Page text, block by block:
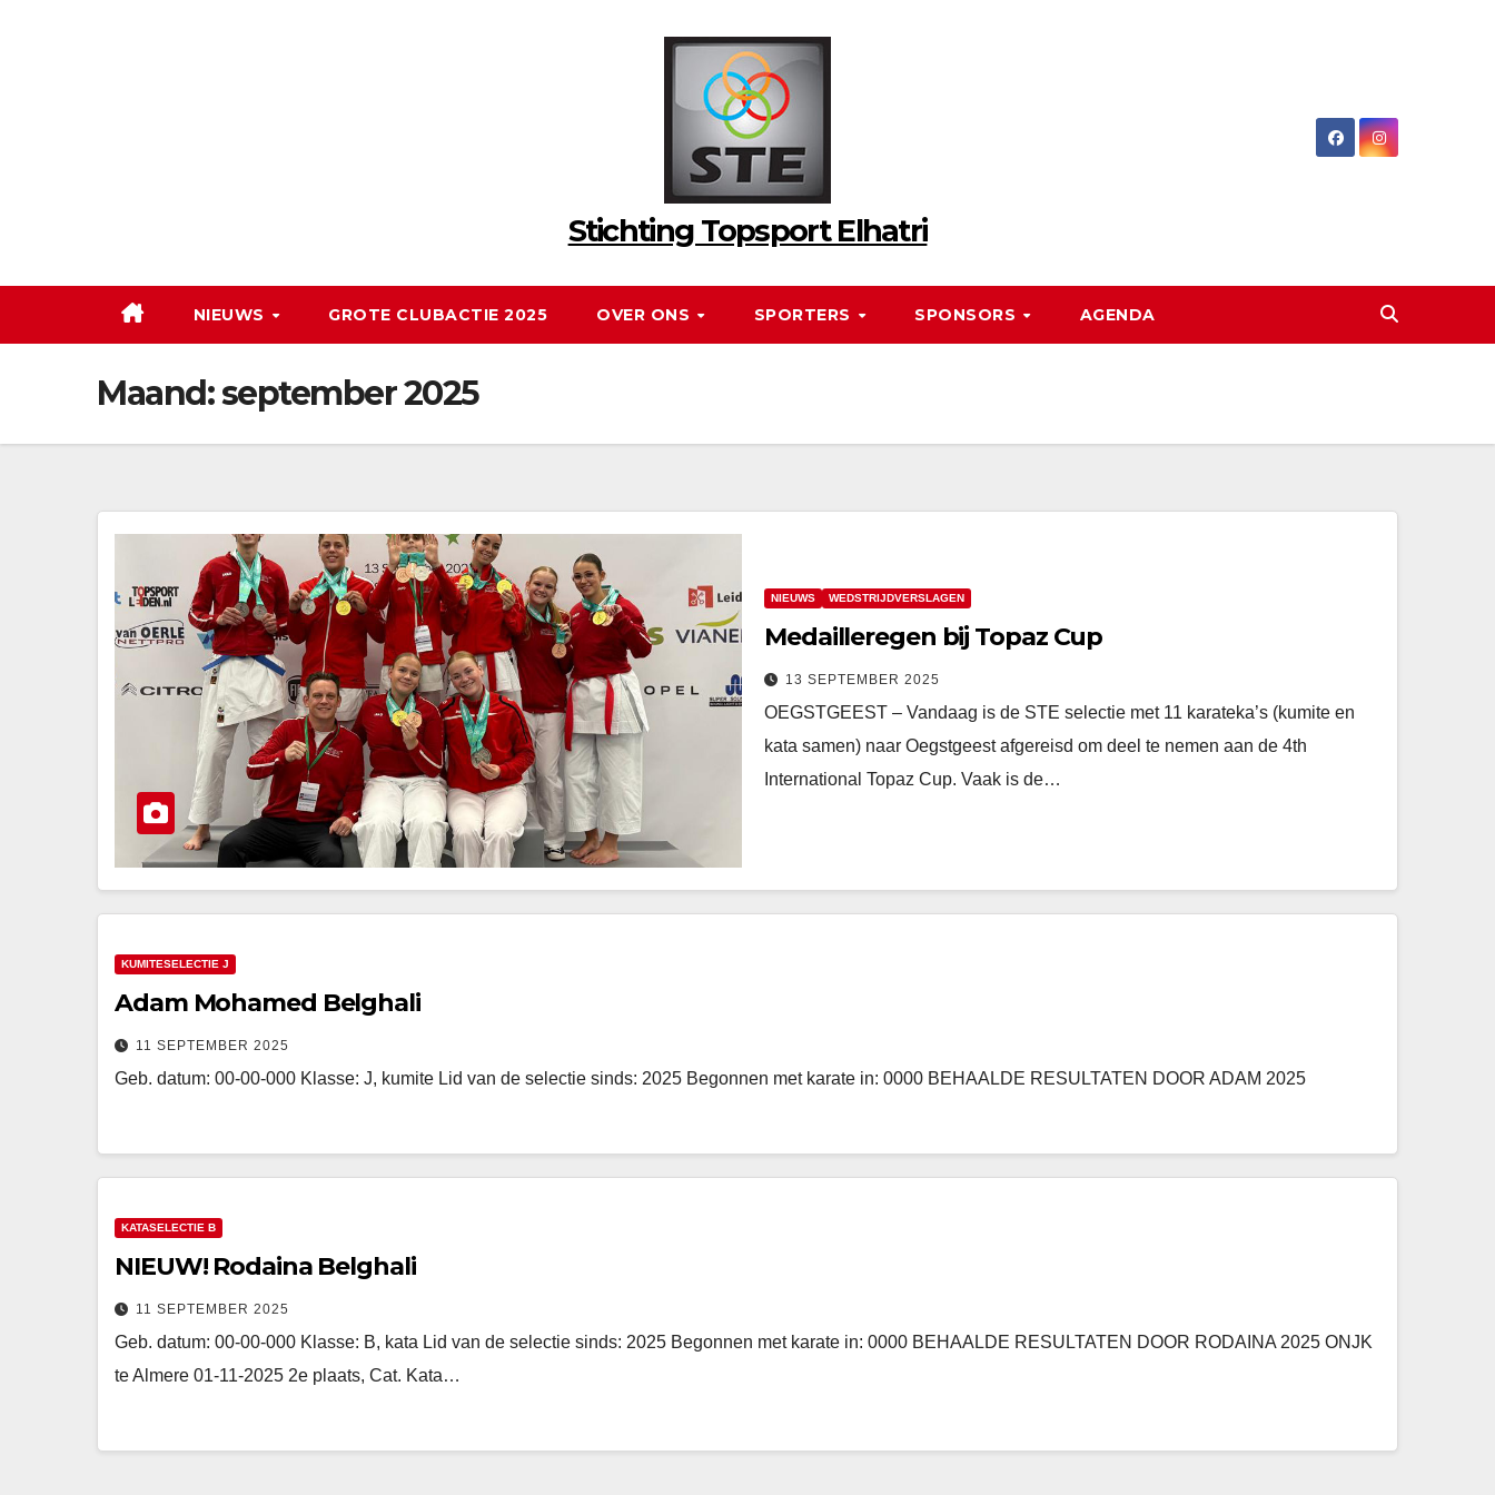
Stichting Topsport Elhatri
NIEUWS GROTE CLUBACTIE 2025 OVER ONS SPORTERS SPONSORS AGENDA
Maand:september 2025
NIEUWS WEDSTRIJDVERSLAGEN
Medailleregen bij Topaz Cup
13 SEPTEMBER 2025
OEGSTGEEST – Vandaag is de STE selectie met 11 karateka’s (kumite en
kata samen) naar Oegstgeest afgereisd om deel te nemen aan de 4th
International Topaz Cup. Vaak is de…
KUMITESELECTIE J
Adam Mohamed Belghali
11 SEPTEMBER 2025
Geb. datum: 00-00-000 Klasse: J, kumite Lid van de selectie sinds: 2025 Begonnen met karate in: 0000 BEHAALDE RESULTATEN DOOR ADAM 2025
KATASELECTIE B
NIEUW! Rodaina Belghali
11 SEPTEMBER 2025
Geb. datum: 00-00-000 Klasse: B, kata Lid van de selectie sinds: 2025 Begonnen met karate in: 0000 BEHAALDE RESULTATEN DOOR RODAINA 2025 ONJK
te Almere 01-11-2025 2e plaats, Cat. Kata…